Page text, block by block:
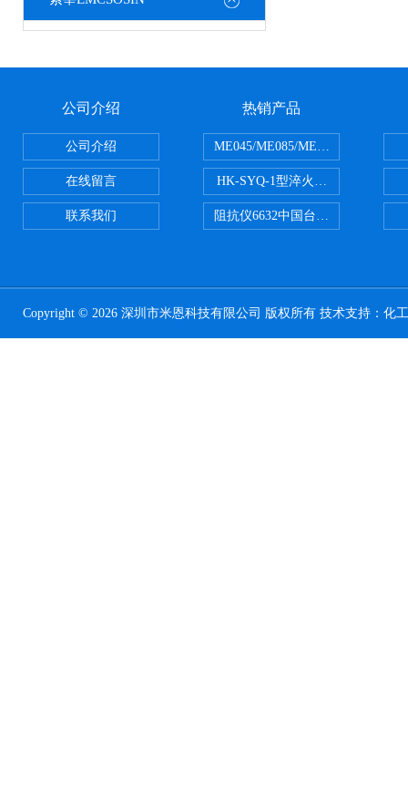
公司介绍
公司介绍
在线留言
联系我们
热销产品
ME045/ME085/ME150ME系列
HK-SYQ-1型淬火介质冷却性能测
阻抗仪6632中国台湾益和
Copyright © 2026 深圳市米恩科技有限公司 版权所有 技术支持： 化